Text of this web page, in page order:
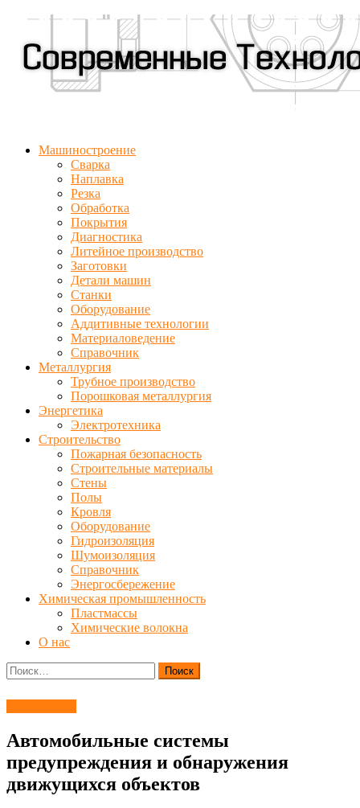
Машиностроение
Сварка
Наплавка
Резка
Обработка
Покрытия
Диагностика
Литейное производство
Заготовки
Детали машин
Станки
Оборудование
Аддитивные технологии
Материаловедение
Справочник
Металлургия
Трубное производство
Порошковая металлургия
Энергетика
Электротехника
Строительство
Пожарная безопасность
Строительные материалы
Стены
Полы
Кровля
Оборудование
Гидроизоляция
Шумоизоляция
Справочник
Энергосбережение
Химическая промышленность
Пластмассы
Химические волокна
О нас
Найти:
Автомобильные системы
предупреждения и обнаружения
движущихся объектов